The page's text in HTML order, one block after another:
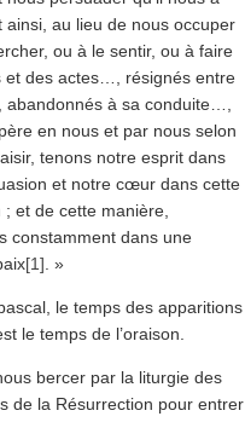
ainsi, au lieu de nous occuper
ou à le sentir, ou à faire
et des actes…, résignés entre
abandonnés à sa conduite…,
en nous et par nous selon
tenons notre esprit dans
et notre cœur dans cette
; et de cette manière,
constamment dans une
[1] . »
le temps des apparitions
le temps de l’oraison.
bercer par la liturgie des
de la Résurrection pour entrer